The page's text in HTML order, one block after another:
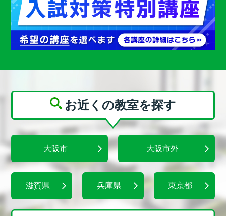
お近くの教室を探す
大阪市 大阪市外
滋賀県 兵庫県 東京都